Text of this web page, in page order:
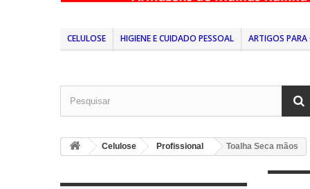
CELULOSE HIGIENE E CUIDADO PESSOAL ARTIGOS
Celulose Profissional Toalha Seca mãos